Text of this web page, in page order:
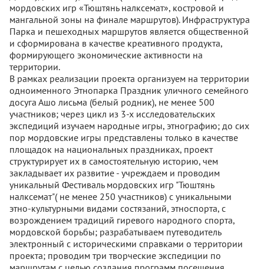
мордовских игр «Тюштянь налксемат», костровой и
мангальной зоны на финале маршрутов). Инфраструктура
Парка и пешеходных маршрутов является общественной
и сформирована в качестве креативного продукта,
формирующего экономические активности на
территории.
В рамках реализации проекта организуем на территории
одноименного Этнопарка Праздник уличного семейного
досуга Ашо лисьма (белый родник), не менее 500
участников; через цикл из 3-х исследовательских
экспедиций изучаем народные игры, этнографию; до сих
пор мордовские игры представлены только в качестве
площадок на национальных праздниках, проект
структурирует их в самостоятельную историю, чем
закладывает их развитие - учреждаем и проводим
уникальный Фестиваль мордовских игр "Тюштянь
налксемат"( не менее 250 участников) с уникальными
этно-культурными видами состязаний, этноспорта, с
возрождением традиций гиревого народного спорта,
мордовской борьбы; разрабатываем путеводитель
электронный с историческими справками о территории
проекта; проводим три творческие экспедиции по